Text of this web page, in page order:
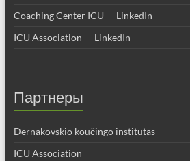
Coaching Center ICU — LinkedIn
ICU Association — LinkedIn
Партнеры
Dernakovskio koučingo institutas
ICU Association